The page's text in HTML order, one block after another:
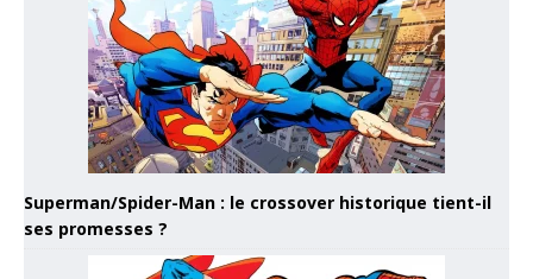
Superman/Spider-Man : le crossover historique tient-il
ses promesses ?